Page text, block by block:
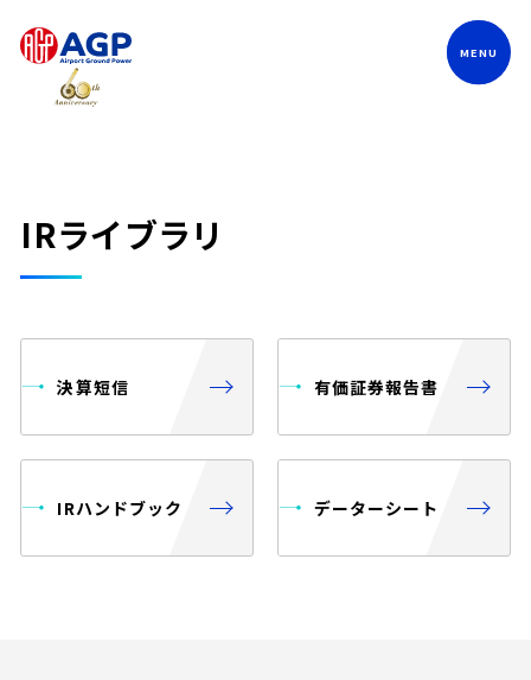
IRライブラリ
決算短信 有価証券報告書
IRハンドブック データーシート